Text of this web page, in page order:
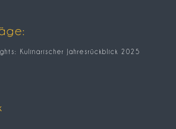
Kulinarischer Jahresrückblick 2025